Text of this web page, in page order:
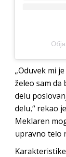
„Oduvek mi
želeo sam da
delu
delu,“ rekao
Meklaren
upravno telo